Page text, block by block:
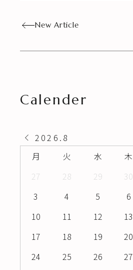
New Article
Calender
2026 . 8
月
火 水 木
27
28 29 30
3
4 5 6
10
11 12 13
17
18 19 20
24
25 26 27